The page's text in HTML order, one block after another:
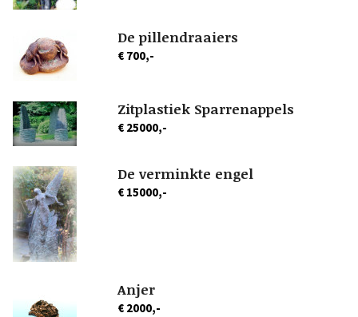
De pillendraaiers
€ 700,-
Zitplastiek Sparrenappels
€ 25000,-
De verminkte engel
€ 15000,-
Anjer
€ 2000,-